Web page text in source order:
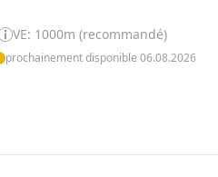
VE: 1000m (recommandé)
prochainement disponible 06.08.2026